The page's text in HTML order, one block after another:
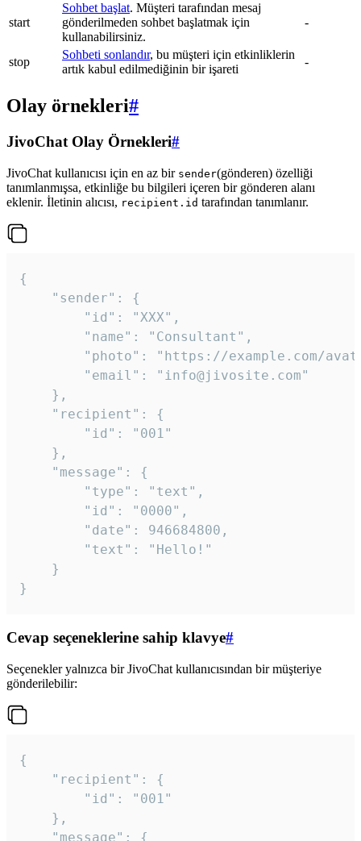
start
Sohbet başlat. Müşteri tarafından mesaj
gönderilmeden sohbet başlatmak için
kullanabilirsiniz.
-
stop
Sohbeti sonlandır, bu müşteri için etkinliklerin
artık kabul edilmediğinin bir işareti
-
Olay örnekleri#
JivoChat Olay Örnekleri#
JivoChat kullanıcısı için en az bir sender(gönderen) özelliği
tanımlanmışsa, etkinliğe bu bilgileri içeren bir gönderen alanı
eklenir. İletinin alıcısı, recipient.id tarafından tanımlanır.
{
}
Cevap seçeneklerine sahip klavye#
Seçenekler yalnızca bir JivoChat kullanıcısından bir müşteriye
gönderilebilir:
{